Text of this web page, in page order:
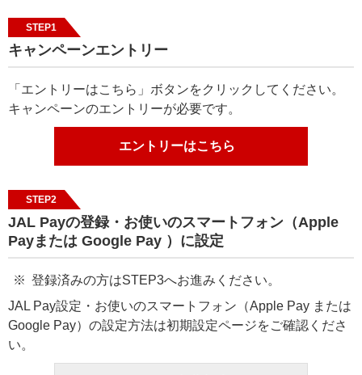
STEP1
キャンペーンエントリー
「エントリーはこちら」ボタンをクリックしてください。
キャンペーンのエントリーが必要です。
エントリーはこちら
STEP2
JAL Payの登録・お使いのスマートフォン（Apple
Payまたは Google Pay ）に設定
登録済みの方はSTEP3へお進みください。
JAL Pay設定・お使いのスマートフォン（Apple Pay または
Google Pay）の設定方法は初期設定ページをご確認くださ
い。